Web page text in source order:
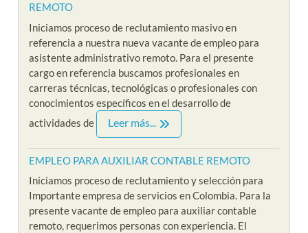
REMOTO
Iniciamos proceso de reclutamiento masivo en
referencia a nuestra nueva vacante de empleo para
asistente administrativo remoto. Para el presente
cargo en referencia buscamos profesionales en
carreras técnicas, tecnológicas o profesionales con
conocimientos específicos en el desarrollo de
actividades de
Leer más...
EMPLEO PARA AUXILIAR CONTABLE REMOTO
Iniciamos proceso de reclutamiento y selección para
Importante empresa de servicios en Colombia. Para la
presente vacante de empleo para auxiliar contable
remoto, requerimos personas con experiencia. El